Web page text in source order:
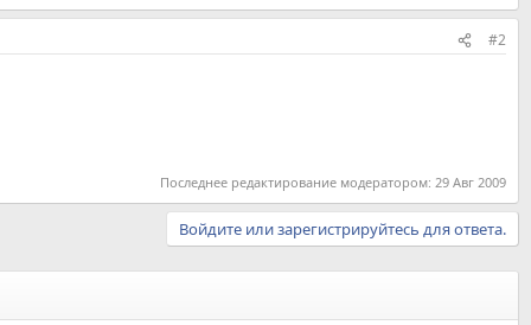
#2
Последнее редактирование модератором: 29 Авг 2009
Войдите или зарегистрируйтесь для ответа.